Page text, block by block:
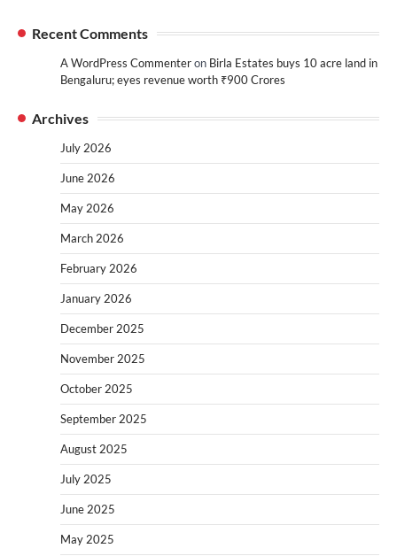
Recent Comments
A WordPress Commenteron Birla Estates buys 10 acre land in
Bengaluru; eyes revenue worth ₹900 Crores
Archives
July 2026
June 2026
May 2026
March 2026
February 2026
January 2026
December 2025
November 2025
October 2025
September 2025
August 2025
July 2025
June 2025
May 2025